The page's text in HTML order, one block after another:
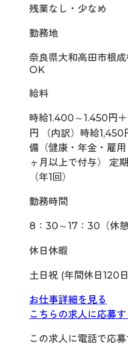
残業なし・少なめ
勤務地
奈良県大和高田市根
OK
給料
時給1.400～1.450円
円 （内訳）時給
備（健康・年金・雇
ヶ月以上で付与） 定
（年1回）
勤務時間
8：30～17：30（休
休日休暇
土日祝 (年間休日120
お仕事詳細を見る
こちらの求人に応募す
この求人に電話で応